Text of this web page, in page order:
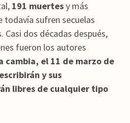
191 muertesy más
todavía sufren secuelas
Casi dos décadas después,
fueron los autores
cambia, el 11 de marzo de
y sus
libres de cualquier tipo